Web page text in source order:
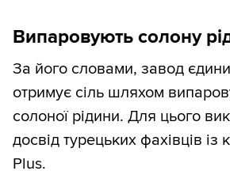
Випаровують солону
За його словами, завод
отримує сіль шляхом
солоної рідини. Для цього
досвід турецьких фахівців із
Plus.